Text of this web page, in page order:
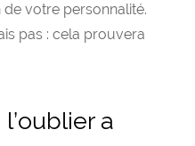
de votre personnalité.
pas : cela prouvera
a